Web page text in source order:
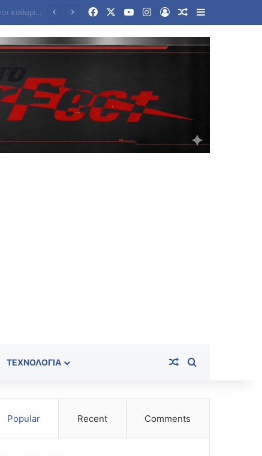
Ηλεκτρική διασύνδεση Ελλάδας – Κύπρου: Υπογραφές για την είσοδο της γαλλικής Meridiam στο έργο FacebookYouTubeInstagram
Log InRandom Article
Sidebar
ΤΕΧΝΟΛΟΓΊΑ Random Article
Popular Recent Comments